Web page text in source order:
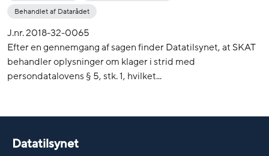
Behandlet af Datarådet
J.nr. 2018-32-0065
Efter en gennemgang af sagen finder Datatilsynet, at SKAT
behandler oplysninger om klager i strid med
persondatalovens § 5, stk. 1, hvilket...
Datatilsynet